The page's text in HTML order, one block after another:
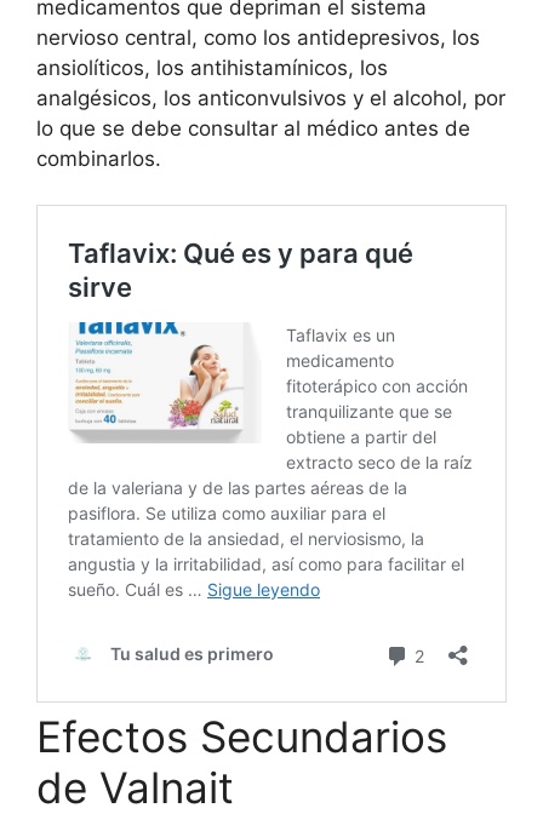
medicamentos que depriman el sistema
nervioso central, como los antidepresivos, los
ansiolíticos, los antihistamínicos, los
analgésicos, los anticonvulsivos y el alcohol, por
lo que se debe consultar al médico antes de
combinarlos.
Efectos Secundarios
de Valnait